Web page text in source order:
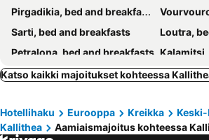
Pirgadikia, bed and breakfasts
Sarti, bed and breakfasts
Loutra,
Petralona, bed and breakfasts
Toroni, bed and breakfasts
Afitos,
Pefkohori, bed and breakfasts
Polygyros,
Agios Ioannis Chalkidikis, bed and breakfasts
Nea
Katso kaikki majoitukset kohteessa
Hotellihaku Eurooppa Kreikka
Kallithea
Aamiaismajoitus kohteessa